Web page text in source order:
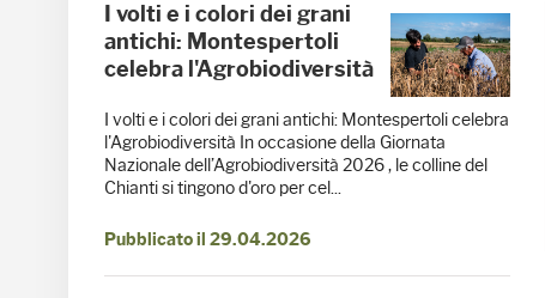
I volti e i colori dei grani
antichi: Montespertoli
celebra l'Agrobiodiversità
I volti e i colori dei grani antichi: Montespertoli celebra
l'Agrobiodiversità In occasione della Giornata
Nazionale dell’Agrobiodiversità 2026 , le colline del
Chianti si tingono d'oro per cel...
Pubblicato il 29.04.2026